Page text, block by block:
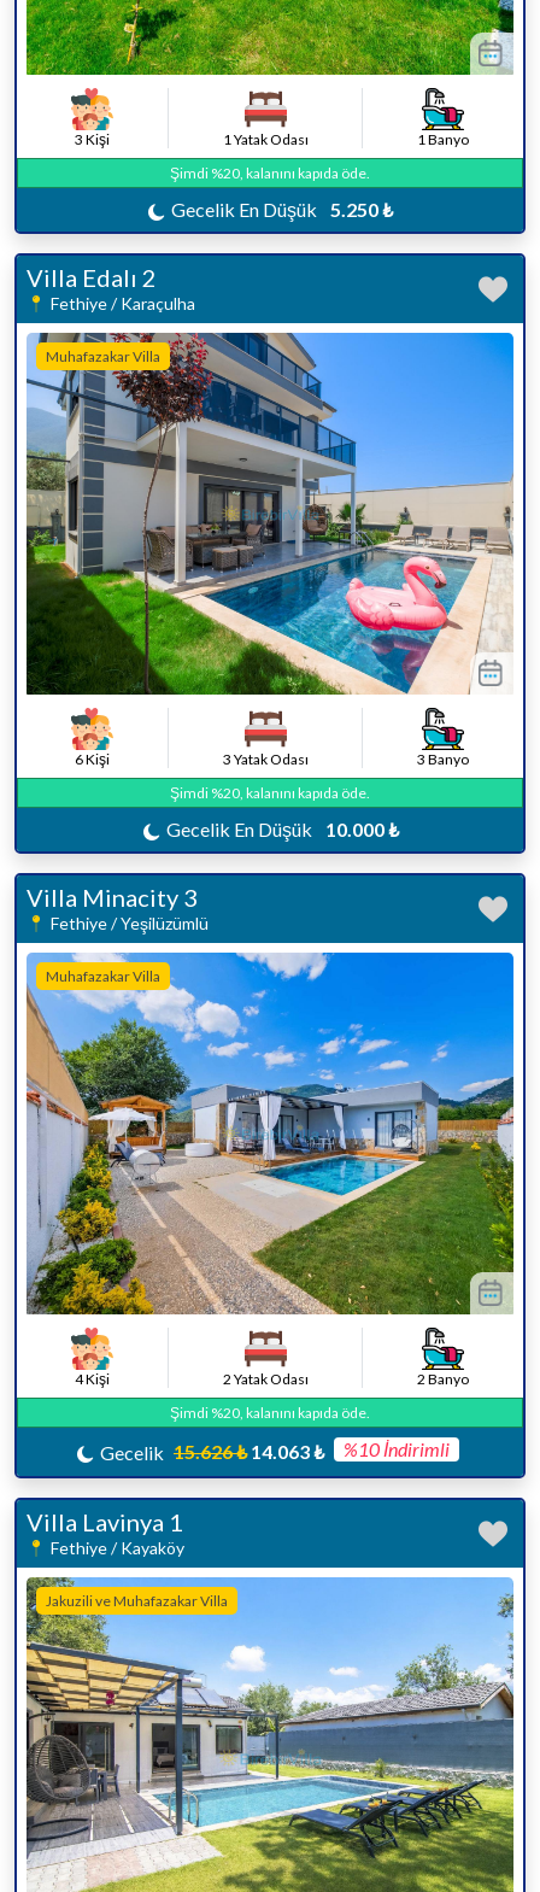
3 Kişi 1 Yatak Odası
1 Banyo
Şimdi %20, kalanını kapıda öde.
Gecelik En Düşük 5.250 ₺
Villa Edalı 2
Fethiye / Karaçulha
Muhafazakar Villa
6 Kişi 3 Yatak Odası
3 Banyo
Şimdi %20, kalanını kapıda öde.
Gecelik En Düşük 10.000 ₺
Villa Minacity 3
Fethiye / Yeşilüzümlü
Muhafazakar Villa
4 Kişi 2 Yatak Odası
2 Banyo
Şimdi %20, kalanını kapıda öde.
Gecelik 15.626 ₺ 14.063 ₺ %10 İndirimli
Villa Lavinya 1
Fethiye / Kayaköy
Jakuzili ve Muhafazakar Villa